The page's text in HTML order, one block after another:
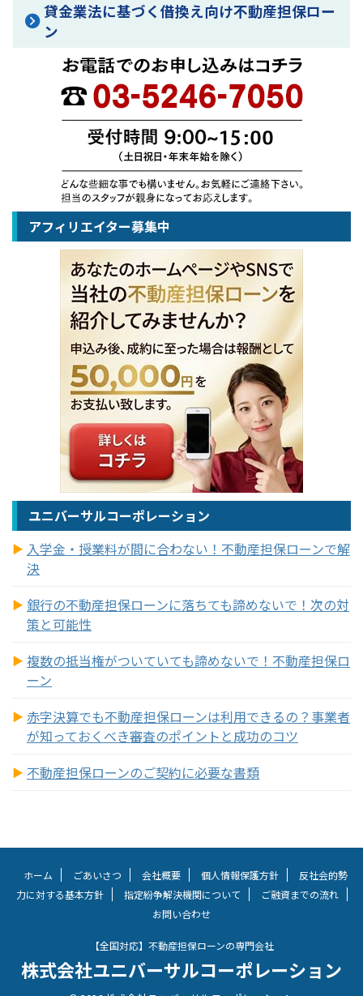
貸金業法に基づく借換え向け不動産担保ロー
ン
アフィリエイター募集中
ユニバーサルコーポレーション
入学金・授業料が間に合わない！不動産担保ローンで解
決
銀行の不動産担保ローンに落ちても諦めないで！次の対
策と可能性
複数の抵当権がついていても諦めないで！不動産担保ロ
ーン
赤字決算でも不動産担保ローンは利用できるの？事業者
が知っておくべき審査のポイントと成功のコツ
不動産担保ローンのご契約に必要な書類
ホーム ごあいさつ 会社概要 個人情報保護方針
反社会的勢
力に対する基本方針
指定紛争解決機関について
ご融資までの流れ
お問い合わせ
【全国対応】不動産担保ローンの専門会社
株式会社ユニバーサルコーポレーション